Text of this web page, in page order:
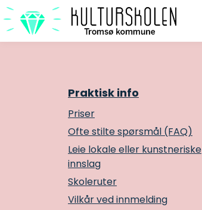
Praktisk info
Priser
Ofte stilte spørsmål (FAQ)
Leie lokale eller kunstneriske
innslag
Skoleruter
Vilkår ved innmelding